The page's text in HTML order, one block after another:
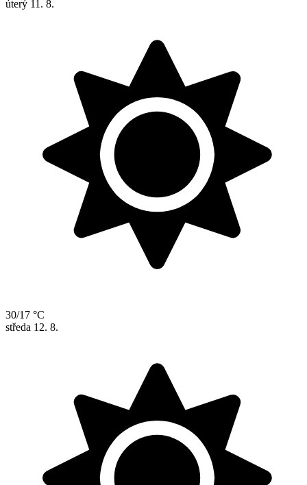
úterý 11. 8.
30/17 °C
středa 12. 8.